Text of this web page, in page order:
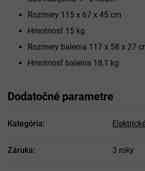
Rozmery 115 x 67 x 45 cm
Hmotnosť 15 kg
Rozmery balenia 117 x 58 x 27
Hmotnosť balenia 18,1 kg
Dodatočné parametre
Kategória:
Záruka: 3 roky